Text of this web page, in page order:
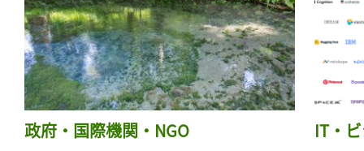
政府・国際機関・NGO IT・